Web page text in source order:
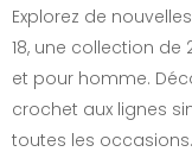
Explorez de
18, une collection
et pour homme.
crochet aux lignes
toutes les